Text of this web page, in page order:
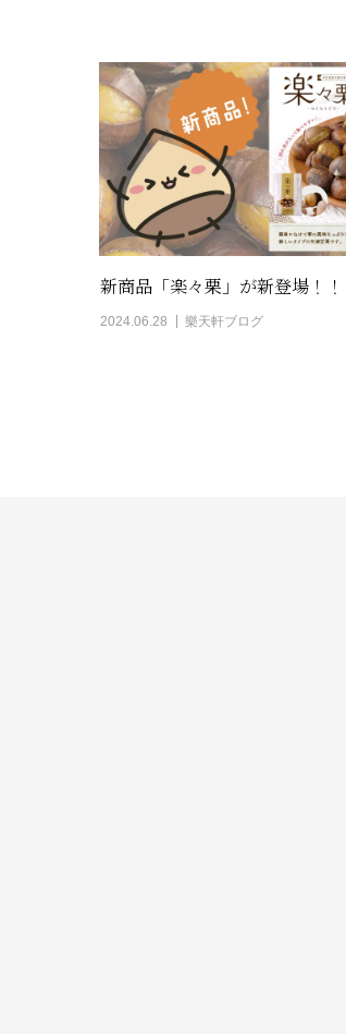
新商品「楽々栗」が新登場！！
2024.06.28 樂天軒ブログ